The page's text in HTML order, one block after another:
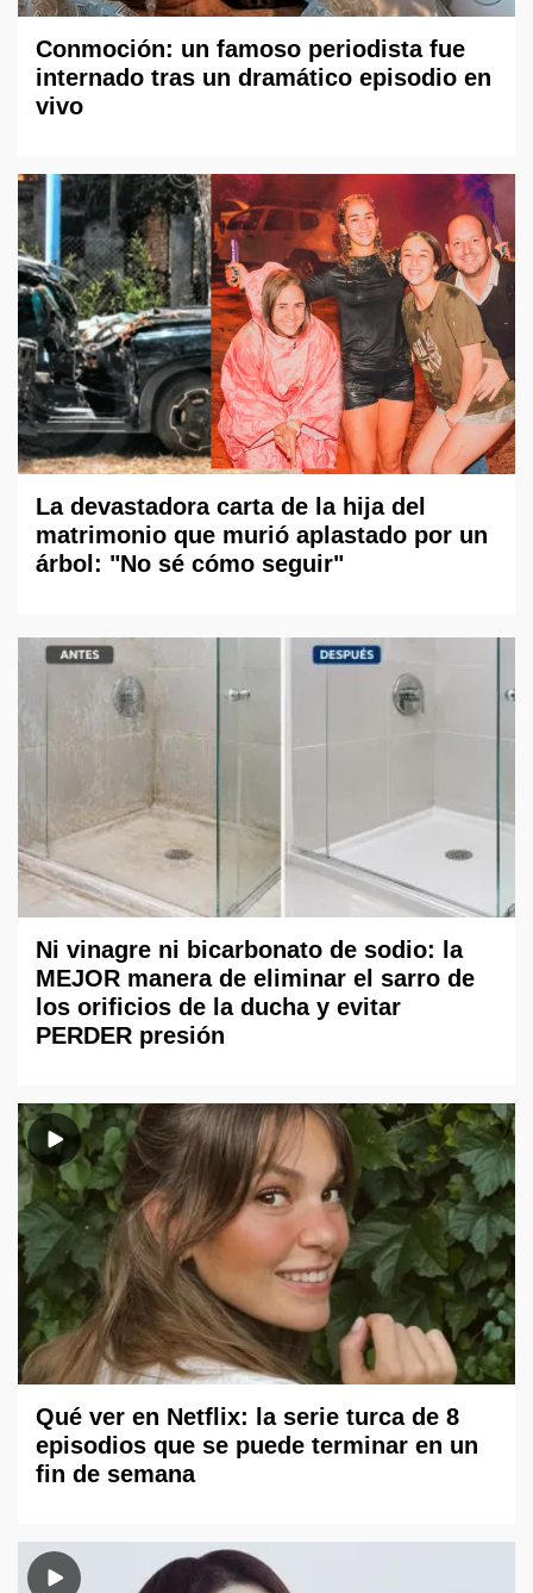
Conmoción: un famoso periodista fue
internado tras un dramático episodio en
vivo
La devastadora carta de la hija del
matrimonio que murió aplastado por un
árbol: "No sé cómo seguir"
Ni vinagre ni bicarbonato de sodio: la
MEJOR manera de eliminar el sarro de
los orificios de la ducha y evitar
PERDER presión
Qué ver en Netflix: la serie turca de 8
episodios que se puede terminar en un
fin de semana